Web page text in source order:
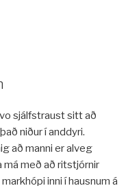
sjálfstraust sitt að
niður í anddyri.
að manni er alveg
má með að ritstjórnir
inni í hausnum á